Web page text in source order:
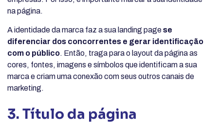
na página.
A identidade da marca faz a sua landing pagese
diferenciar dos concorrentes e gerar identificação
com o público. Então, traga para o layout da página as
cores, fontes, imagens e símbolos que identificam a sua
marca e criam uma conexão com seus outros canais de
marketing.
3. Título da página